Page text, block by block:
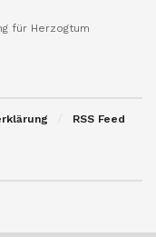
für Herzogtum
RSS Feed